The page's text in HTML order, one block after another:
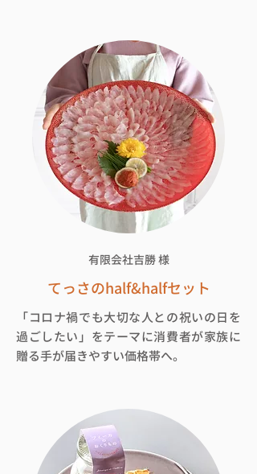
有限会社吉勝 様
てっさのhalf&halfセット
「コロナ禍でも大切な人との祝いの日を
過ごしたい」をテーマに消費者が家族に
贈る手が届きやすい価格帯へ。